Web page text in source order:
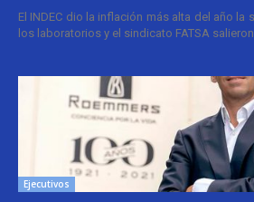
El INDEC dio la inflación más alta del año la
los laboratorios y el sindicato FATSA salieron
Ejecutivos